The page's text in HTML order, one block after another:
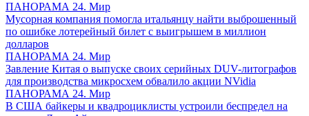
ПАНОРАМА 24. Мир
Мусорная компания помогла итальянцу найти выброшенный
по ошибке лотерейный билет с выигрышем в миллион
долларов
ПАНОРАМА 24. Мир
Завление Китая о выпуске своих серийных DUV-литографов
для производства микросхем обвалило акции NVidia
ПАНОРАМА 24. Мир
В США байкеры и квадроциклисты устроили беспредел на